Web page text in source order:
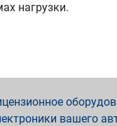
нагрузки.
вашего